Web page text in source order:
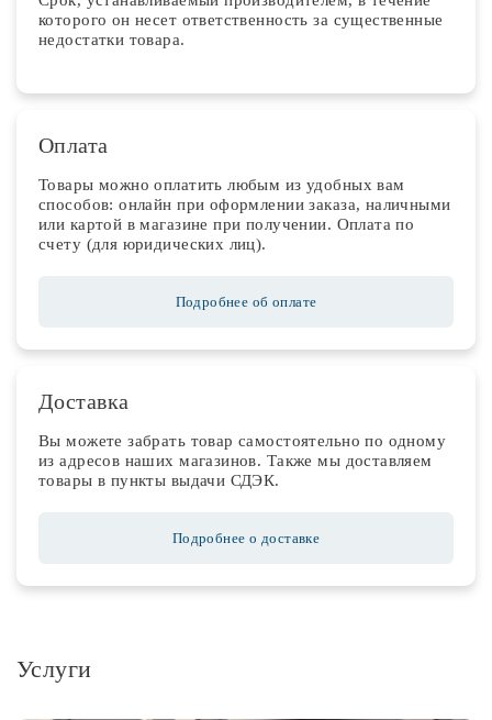
которого он несет ответственность за существенные
недостатки товара.
Оплата
Товары можно оплатить любым из удобных вам
способов: онлайн при оформлении заказа, наличными
или картой в магазине при получении. Оплата по
счету (для юридических лиц).
Подробнее об оплате
Доставка
Вы можете забрать товар самостоятельно по одному
из адресов наших магазинов. Также мы доставляем
товары в пункты выдачи СДЭК.
Подробнее о доставке
Услуги